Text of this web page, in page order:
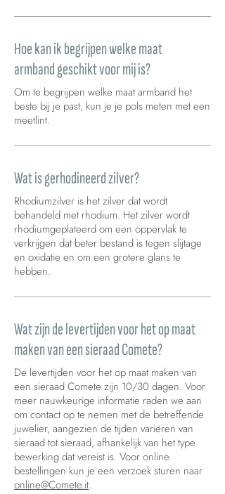
Hoe kan ik begrijpen welke maat
armband geschikt voor mij is?
Om te begrijpen welke maat armband het
beste bij je past, kun je je pols meten met een
meetlint.
Wat is gerhodineerd zilver?
Rhodiumzilver is het zilver dat wordt
behandeld met rhodium. Het zilver wordt
rhodiumgeplateerd om een oppervlak te
verkrijgen dat beter bestand is tegen slijtage
en oxidatie en om een grotere glans te
hebben.
Wat zijn de levertijden voor het op maat
maken van een sieraad Comete?
De levertijden voor het op maat maken van
een sieraad Comete zijn 10/30 dagen. Voor
meer nauwkeurige informatie raden we aan
om contact op te nemen met de betreffende
juwelier, aangezien de tijden variëren van
sieraad tot sieraad, afhankelijk van het type
bewerking dat vereist is. Voor online
bestellingen kun je een verzoek sturen naar
online@Comete.it.